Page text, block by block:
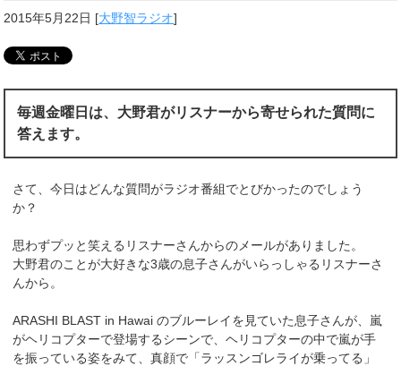
2015年5月22日 [大野智ラジオ]
毎週金曜日は、大野君がリスナーから寄せられた質問に
答えます。
さて、今日はどんな質問がラジオ番組でとびかったのでしょう
か？
思わずプッと笑えるリスナーさんからのメールがありました。
大野君のことが大好きな3歳の息子さんがいらっしゃるリスナーさ
んから。
ARASHI BLAST in Hawai のブルーレイを見ていた息子さんが、嵐
がヘリコプターで登場するシーンで、ヘリコプターの中で嵐が手
を振っている姿をみて、真顔で「ラッスンゴレライが乗ってる 」